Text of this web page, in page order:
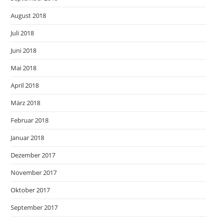
August 2018
Juli 2018
Juni 2018
Mai 2018
April 2018
März 2018
Februar 2018
Januar 2018
Dezember 2017
November 2017
Oktober 2017
September 2017